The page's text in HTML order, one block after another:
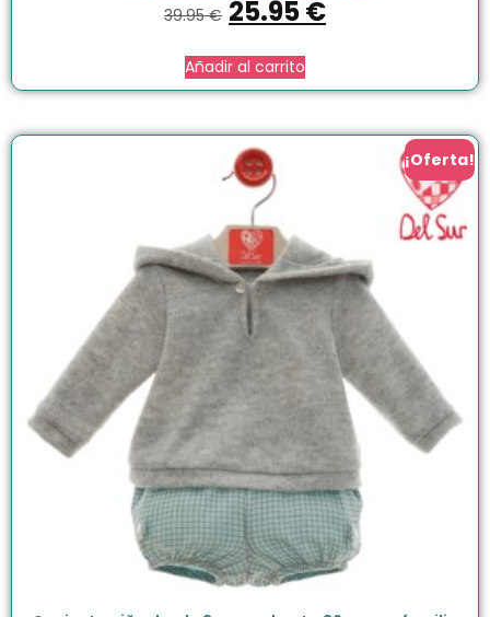
39.95€ 25.95€
Añadir al carrito
¡Oferta!